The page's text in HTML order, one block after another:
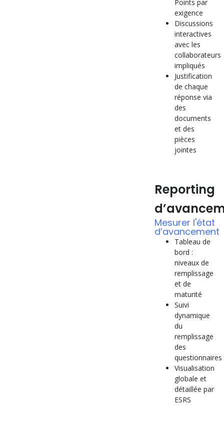
Points par
exigence
Discussions
interactives
avec les
collaborateurs
impliqués
Justification
de chaque
réponse via
des
documents
et des
pièces
jointes
Reporting
Mesurer l'état
d’avancement
Tableau de
bord :
niveaux de
remplissage
et de
maturité
Suivi
dynamique
du
remplissage
des
questionnaires
Visualisation
globale et
détaillée par
ESRS